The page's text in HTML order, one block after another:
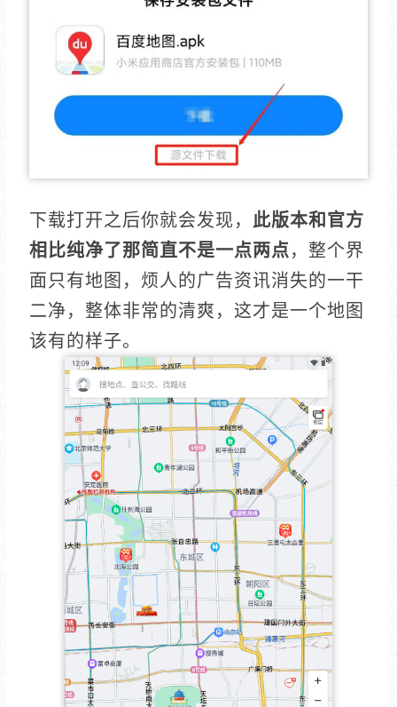
下载打开之后你就会发现， 此版本和官方
相比纯净了那简直不是一点两点，整个界
面只有地图， 烦人的广告资讯消失的一干
二净，整体非常的清爽，这才是一个地图
该有的样子。